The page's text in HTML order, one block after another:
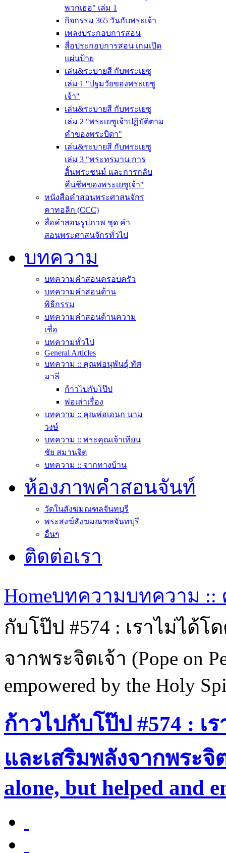
พวกเธอ" เล่ม 1
กิจกรรม 365 วันกับพระเจ้า
เพลงประกอบการสอน
สื่อประกอบการสอน เกมเปิด
แผ่นป้าย
เล่น&ระบายสี กับพระเยซู
เล่ม 1 "ปฐมวัยของพระเยซู
เจ้า"
เล่น&ระบายสี กับพระเยซู
เล่ม 2 "พระเยซูเจ้าปฏิบัติตาม
คำของพระบิดา"
เล่น&ระบายสี กับพระเยซู
เล่ม 3 "พระทรมาน การ
สิ้นพระชนม์ และการกลับ
คืนชีพของพระเยซูเจ้า"
หนังสือคำสอนพระศาสนจักร
คาทอลิก (CCC)
สื่อคำสอนรูปภาพ ชุด คำ
สอนพระศาสนจักรทั่วไป
บทความ
บทความคำสอนครอบครัว
บทความคำสอนด้าน
พิธีกรรม
บทความคำสอนด้านความ
เชื่อ
บทความทั่วไป
General Articles
บทความ :: คุณพ่อนุพันธุ์ ทัศ
มาลี
ก้าวไปกับโป๊ป
พ่อเล่าเรื่อง
บทความ :: คุณพ่อเอนก นาม
วงษ์
บทความ :: พระคุณเจ้าเทียน
ชัย สมานจิต
บทความ :: จากทางบ้าน
ห้องภาพคำสอนจันท์
วัดในสังฆมณฑลจันทบุรี
พระสงฆ์สังฆมณฑลจันทบุรี
อื่นๆ
ติดต่อเรา
Homeบทความบทความ
กับโป๊ป #574 : เราไม่ได้
จากพระจิตเจ้า (Pope on
empowered by the Holy
ก้าวไปกับโป๊ป #574 : เ
และเสริมพลังจากพระจิต
alone, but helped and